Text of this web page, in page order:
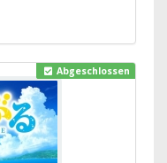
Abgeschlossen